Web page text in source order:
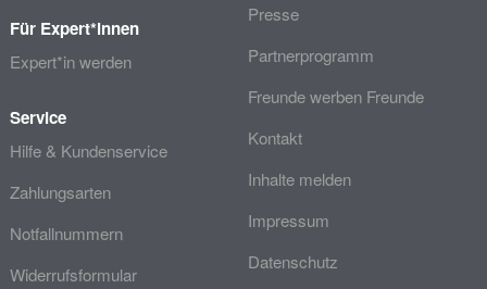
Für Expert*innen
Expert*in werden
Service
Hilfe & Kundenservice
Zahlungsarten
Notfallnummern
Widerrufsformular
Presse
Partnerprogramm
Freunde werben Freunde
Kontakt
Inhalte melden
Impressum
Datenschutz